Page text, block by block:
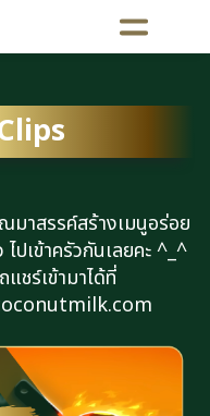
าสรรค์สร้างเมนูอร่อย
ปเข้าครัวกันเลยคะ ^_^
ชร์เข้ามาได้ที่